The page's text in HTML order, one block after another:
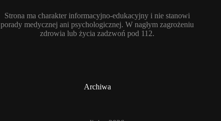
Strona ma charakter informacyjno-edukacyjny i nie stanowi
porady medycznej ani psychologicznej. W nagłym zagrożeniu
zdrowia lub życia zadzwoń pod 112.
Archiwa